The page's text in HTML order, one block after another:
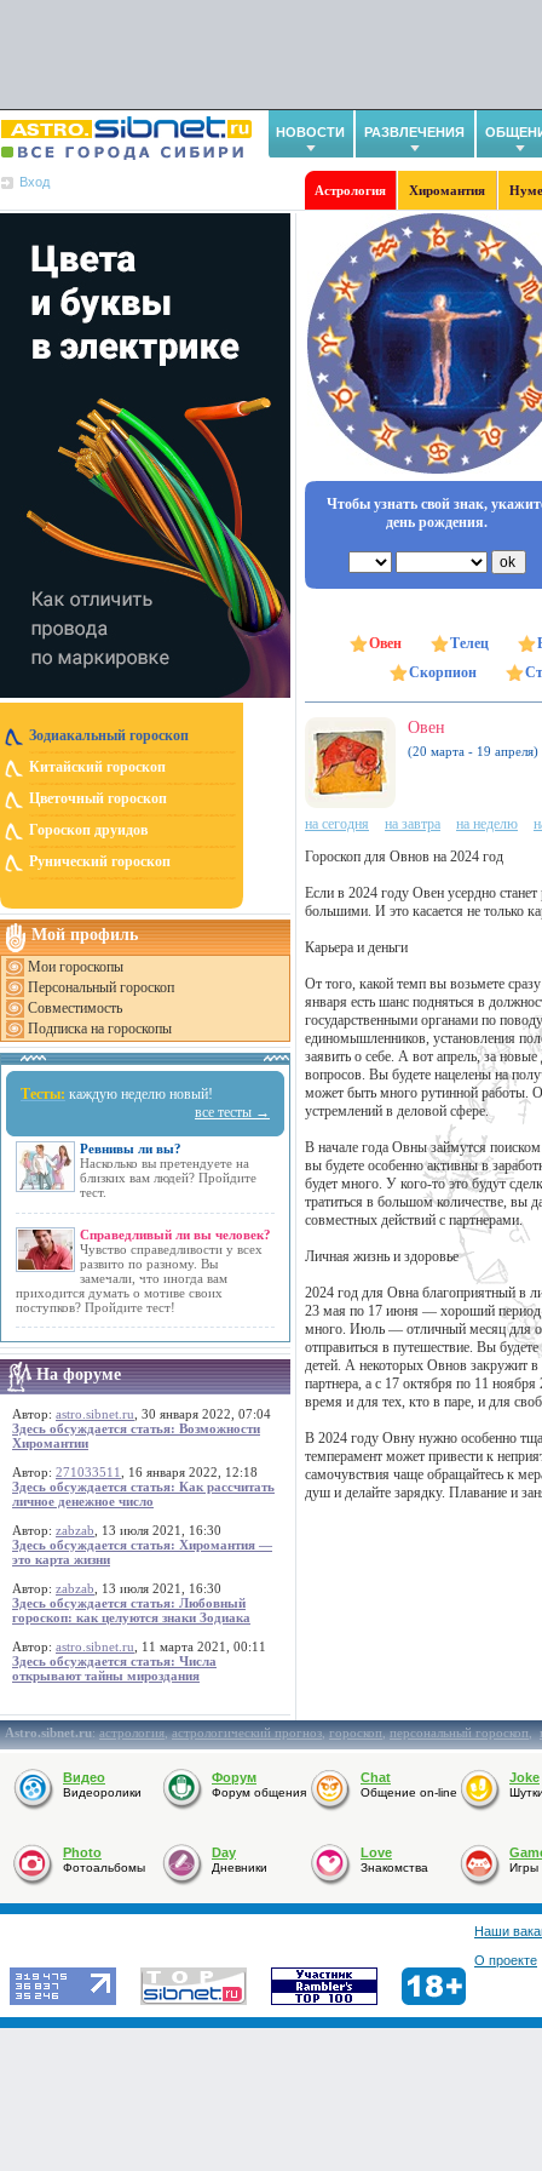
НОВОСТИ РАЗВЛЕЧЕНИЯ
Вход
Астрология Хиромантия
Зодиакальный гороскоп
Китайский гороскоп
Цветочный гороскоп
Гороскоп друидов
Рунический гороскоп
Мой профиль
Мои гороскопы
Персональный гороскоп
Совместимость
Подписка на гороскопы
Тесты: каждую неделю новый!
все тесты →
Ревнивы ли вы?
Насколько вы претендуете на
близких вам людей? Пройдите
тест.
Справедливый ли вы человек?
Чувство справедливости у всех
развито по разному. Вы
замечали, что иногда вам
приходится думать о мотиве своих
поступков? Пройдите тест!
На форуме
Автор: astro.sibnet.ru , 30 января 2022, 07:04
Здесь обсуждается статья: Возможности
Хиромантии
Автор: 271033511
, 16 января 2022, 12:18
Здесь обсуждается статья: Как рассчитать
личное денежное число
Автор: zabzab , 13 июля 2021, 16:30
Здесь обсуждается статья: Хиромантия —
это карта жизни
Автор: zabzab , 13 июля 2021, 16:30
Здесь обсуждается статья: Любовный
гороскоп: как целуются знаки Зодиака
Автор: astro.sibnet.ru , 11 марта 2021, 00:11
Здесь обсуждается статья: Числа
открывают тайны мироздания
Чтобы узнать свой знак,
день рождения.
Овен Телец
Скорпион
Овен
(20 марта - 19 апреля)
на сегодня на завтра на неделю
Гороскоп для Овнов на 2024 год
Если в 2024 году Овен усердно
большими. И это касается не только
Карьера и деньги
От того, какой темп вы возьмете
января есть шанс подняться в
государственными органами по
единомышленников, установления
заявить о себе. А вот апрель, за
вопросов. Вы будете нацелены на
может быть много рутинной работы.
устремлений в деловой сфере.
В начале года Овны займутся
вы будете особенно активны в
будет много. У кого-то это будут
тратиться в большом количестве, вы
совместных действий с партнерами.
Личная жизнь и здоровье
2024 год для Овна благоприятный в
23 мая по 17 июня — хороший период
много. Июль — отличный месяц для
отправиться в путешествие. Вы
детей. А некоторых Овнов закружит в
партнера, а с 17 октября по 11
время и для тех, кто в паре, и для
В 2024 году Овну нужно особенно
темперамент может привести к
самочувствия чаще обращайтесь к
душ и делайте зарядку. Плавание и
Astro.sibnet.ru:астрология,астрологический прогноз,гороскоп,персональный гороскоп,
Видео
Видеоролики
Форум
Форум общения
Chat
Общение on-line
Joke
Photo
Фотоальбомы
Day
Дневники
Love
Знакомства Игры
Наши
О проекте